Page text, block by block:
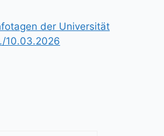
der Universität
10.03.2026